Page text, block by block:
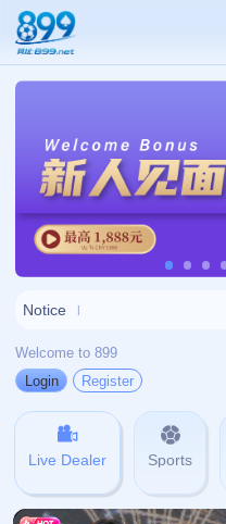
关于我们
关于九游娱乐
查看更多